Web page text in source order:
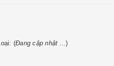
(Đang cập nhật ...)